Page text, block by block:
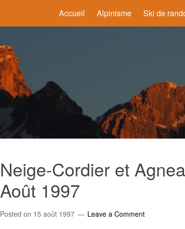
Accueil Alpinisme Ski de
Neige-Cordier et
Août 1997
Posted on 15 août 1997 Leave a Comment